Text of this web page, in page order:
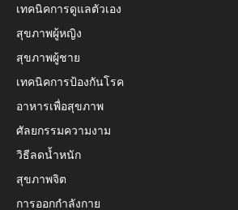
เทคนิคการดูแลตัวเอง
สุขภาพผู้หญิง
สุขภาพผู้ชาย
เทคนิคการป้องกันโรค
อาหารเพื่อสุขภาพ
ศัลยกรรมความงาม
วิธีลดน้ำหนัก
สุขภาพจิต
การออกกำลังกาย